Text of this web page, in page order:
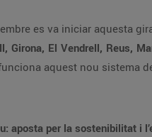
es va iniciar aquesta
Girona, El Vendrell, Reus,
aquest nou sistema
aposta per la sostenibilitat i